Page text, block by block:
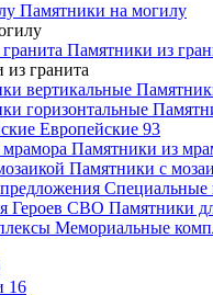
Памятники на могилу
Памятники из
гранита
Европейские 93
Памятники из
Памятники с
Специальные
Памятники
Мемориальные
16